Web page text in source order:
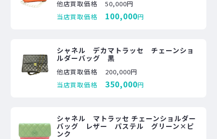
他店買取価格
50,000円
当店買取価格
100,000円
シャネル デカマトラッセ チェーンショ
ルダーバッグ 黒
他店買取価格
200,000円
当店買取価格
350,000円
シャネル マトラッセ チェーンショルダー
バッグ レザー パステル グリーン×ピ
ンク